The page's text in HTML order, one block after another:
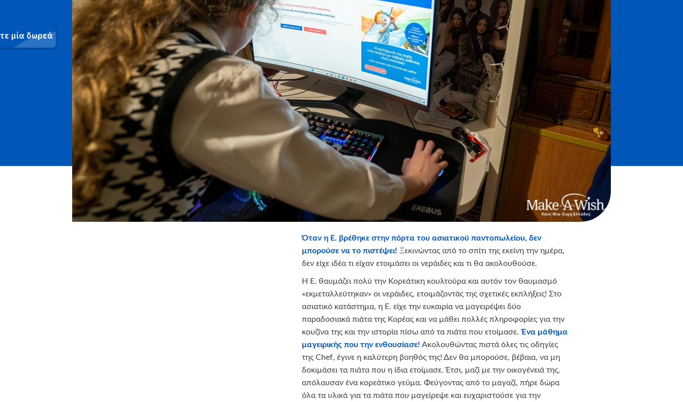
Όταν η Ε. βρέθηκε στην πόρτα του ασιατικού παντοπωλείου, δεν
μπορούσε να το πιστέψει! Ξεκινώντας από το σπίτι της εκείνη την ημέρα,
δεν είχε ιδέα τι είχαν ετοιμάσει οι νεράιδες και τι θα ακολουθούσε.
Η Ε. θαυμάζει πολύ την Κορεάτικη κουλτούρα και αυτόν τον θαυμασμό
«εκμεταλλεύτηκαν» οι νεράιδες, ετοιμάζοντάς της σχετικές εκπλήξεις! Στο
ασιατικό κατάστημα, η Ε. είχε την ευκαιρία να μαγειρέψει δύο
παραδοσιακά πιάτα της Κορέας και να μάθει πολλές πληροφορίες για την
κουζίνα της και την ιστορία πίσω από τα πιάτα που ετοίμασε. Ένα μάθημα
μαγειρικής που την ενθουσίασε! Ακολουθώντας πιστά όλες τις οδηγίες
της Chef, έγινε η καλύτερη βοηθός της! Δεν θα μπορούσε, βέβαια, να μη
δοκιμάσει τα πιάτα που η ίδια ετοίμασε. Έτσι, μαζί με την οικογένειά της,
απόλαυσαν ένα κορεάτικο γεύμα. Φεύγοντας από το μαγαζί, πήρε δώρα
όλα τα υλικά για τα πιάτα που μαγείρεψε και ευχαριστούσε για την